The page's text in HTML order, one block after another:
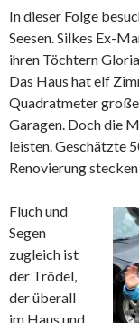
In dieser Folge
Seesen. Silkes Ex-
ihren Töchtern
Das Haus hat elf
Quadratmeter
Garagen. Doch die
leisten. Geschätzte
Renovierung
Fluch und
Segen
zugleich ist
der Trödel,
der überall
im Haus und